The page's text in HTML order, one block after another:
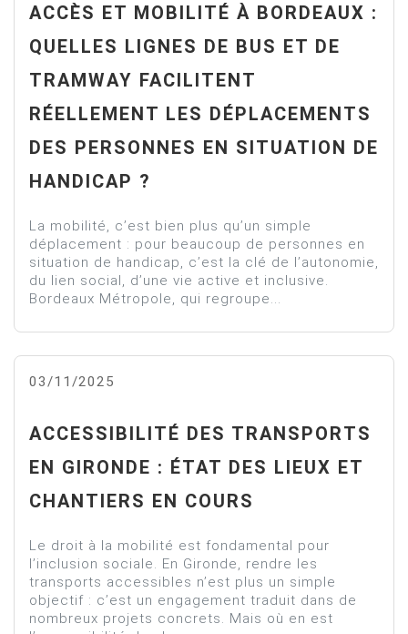
ACCÈS ET MOBILITÉ À BORDEAUX :
QUELLES LIGNES DE BUS ET DE
TRAMWAY FACILITENT
RÉELLEMENT LES DÉPLACEMENTS
DES PERSONNES EN SITUATION DE
HANDICAP ?
La mobilité, c’est bien plus qu’un simple
déplacement : pour beaucoup de personnes en
situation de handicap, c’est la clé de l’autonomie,
du lien social, d’une vie active et inclusive.
Bordeaux Métropole, qui regroupe...
03/11/2025
ACCESSIBILITÉ DES TRANSPORTS
EN GIRONDE : ÉTAT DES LIEUX ET
CHANTIERS EN COURS
Le droit à la mobilité est fondamental pour
l’inclusion sociale. En Gironde, rendre les
transports accessibles n’est plus un simple
objectif : c’est un engagement traduit dans de
nombreux projets concrets. Mais où en est